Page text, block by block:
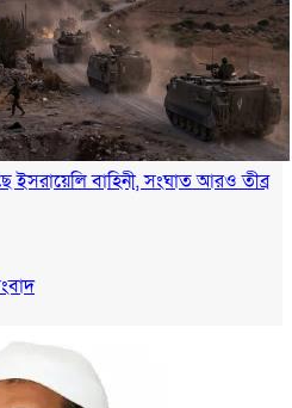
ইসরায়েলি বাহিনী, সংঘাত আরও তীব্র